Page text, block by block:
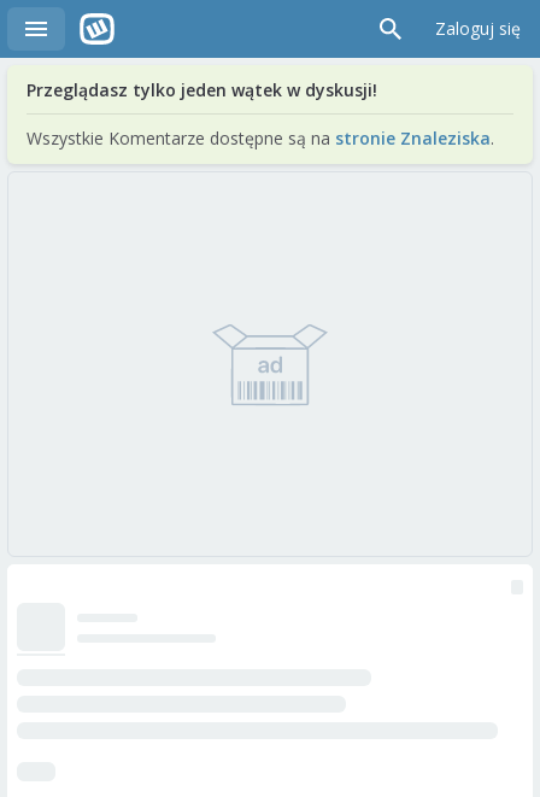
Zaloguj się
Przeglądasz tylko jeden wątek w dyskusji!
Wszystkie Komentarze dostępne są na stronie Znaleziska.